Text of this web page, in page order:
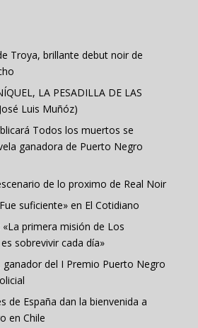
Troya, brillante debut noir de
LA PESADILLA DE LAS
Luis Muñóz)
Todos los muertos se
ganadora de Puerto Negro
de lo proximo de Real Noir
suficiente» en El Cotidiano
«La primera misión de Los
sobrevivir cada día»
ganador del I Premio Puerto Negro
de España dan la bienvenida a
en Chile